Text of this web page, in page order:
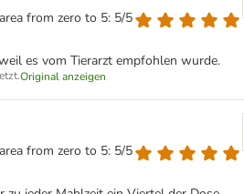
from zero to 5: 5/5
es vom Tierarzt empfohlen wurde.
Original anzeigen
from zero to 5: 5/5